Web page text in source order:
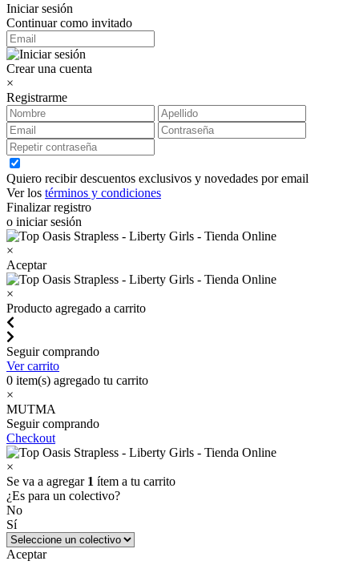
Iniciar sesión
Continuar como invitado
Crear una cuenta
×
Registrarme
Quiero recibir descuentos exclusivos y novedades por email
Ver los términos y condiciones
Finalizar registro
o iniciar sesión
×
Aceptar
×
Producto agregado a carrito
Seguir comprando
Ver carrito
0 item(s) agregado tu carrito
×
MUTMA
Seguir comprando
Checkout
×
Se va a agregar 1 ítem a tu carrito
¿Es para un colectivo?
No
Sí
Aceptar